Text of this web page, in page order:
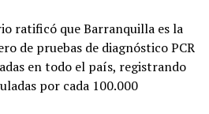
ratificó que Barranquilla es la
de pruebas de diagnóstico PCR
en todo el país, registrando
por cada 100.000